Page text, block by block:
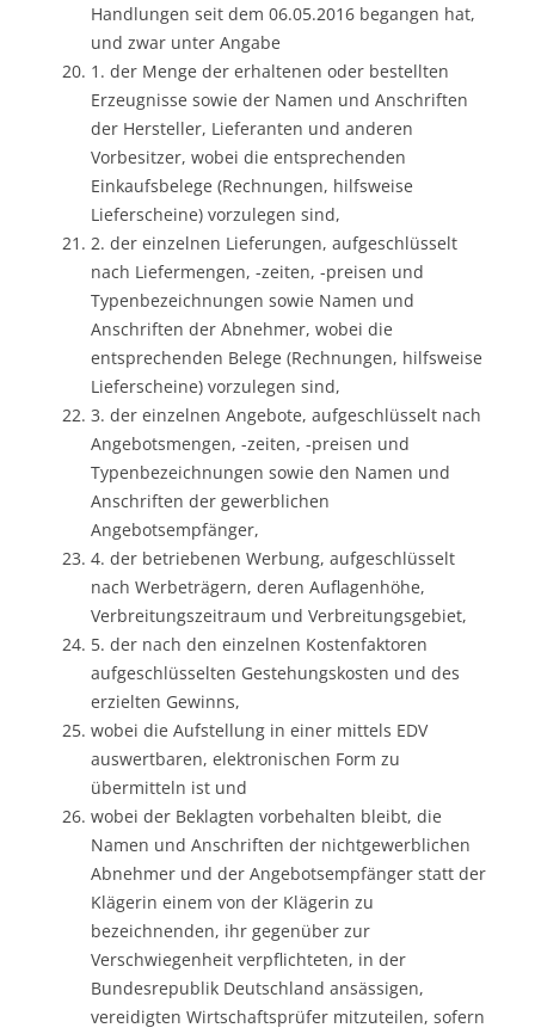
Handlungen seit dem 06.05.2016 begangen hat,
und zwar unter Angabe
1. der Menge der erhaltenen oder bestellten
Erzeugnisse sowie der Namen und Anschriften
der Hersteller, Lieferanten und anderen
Vorbesitzer, wobei die entsprechenden
Einkaufsbelege (Rechnungen, hilfsweise
Lieferscheine) vorzulegen sind,
2. der einzelnen Lieferungen, aufgeschlüsselt
nach Liefermengen, -zeiten, -preisen und
Typenbezeichnungen sowie Namen und
Anschriften der Abnehmer, wobei die
entsprechenden Belege (Rechnungen, hilfsweise
Lieferscheine) vorzulegen sind,
3. der einzelnen Angebote, aufgeschlüsselt nach
Angebotsmengen, -zeiten, -preisen und
Typenbezeichnungen sowie den Namen und
Anschriften der gewerblichen
Angebotsempfänger,
4. der betriebenen Werbung, aufgeschlüsselt
nach Werbeträgern, deren Auflagenhöhe,
Verbreitungszeitraum und Verbreitungsgebiet,
5. der nach den einzelnen Kostenfaktoren
aufgeschlüsselten Gestehungskosten und des
erzielten Gewinns,
wobei die Aufstellung in einer mittels EDV
auswertbaren, elektronischen Form zu
übermitteln ist und
wobei der Beklagten vorbehalten bleibt, die
Namen und Anschriften der nichtgewerblichen
Abnehmer und der Angebotsempfänger statt der
Klägerin einem von der Klägerin zu
bezeichnenden, ihr gegenüber zur
Verschwiegenheit verpflichteten, in der
Bundesrepublik Deutschland ansässigen,
vereidigten Wirtschaftsprüfer mitzuteilen, sofern